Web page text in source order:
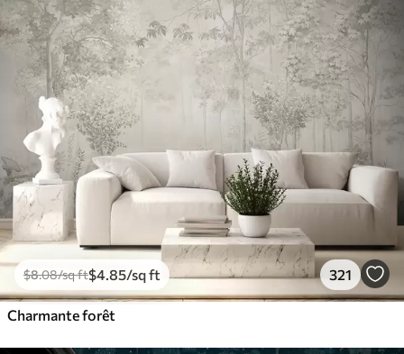
$8.08/sq ft$4.85/sq ft 321
Charmante forêt